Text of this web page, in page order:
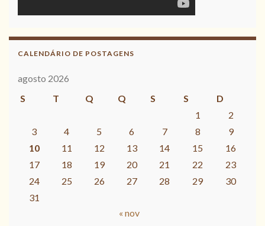
CALENDÁRIO DE POSTAGENS
agosto 2026
S
T Q Q S S
D
1
2
3
4 5 6 7 8
9
10
11 12 13 14 15
16
17
18 19 20 21 22
23
24
25 26 27 28 29
30
31
« nov